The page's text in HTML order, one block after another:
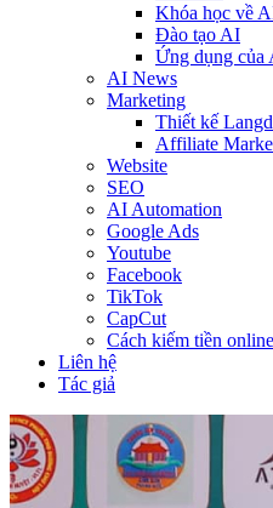
Khóa học về
Đào tạo AI
Ứng dụng của
AI News
Marketing
Thiết kế
Affiliate
Website
SEO
AI Automation
Google Ads
Youtube
Facebook
TikTok
CapCut
Cách kiếm tiền online
Liên hệ
Tác giả